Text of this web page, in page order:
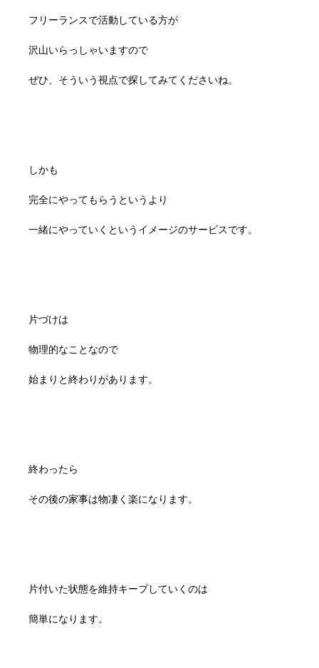
フリーランスで活動している方が
沢山いらっしゃいますので
ぜひ、そういう視点で探してみてくださいね。
しかも
完全にやってもらうというより
一緒にやっていくというイメージのサービスです。
片づけは
物理的なことなので
始まりと終わりがあります。
終わったら
その後の家事は物凄く楽になります。
片付いた状態を維持キープしていくのは
簡単になります。